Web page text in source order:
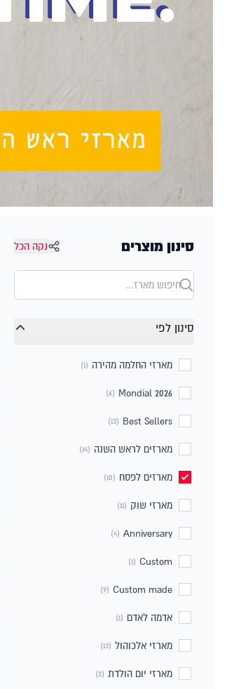
סינון מוצרים נקה הכל
סינון לפי
מארזי החלמה מהירה (1)
Mondial 2026
(6)
Best Sellers
(13)
מארזים לראש השנה (14)
מארזים לפסח (10)
מארזי שוק (11)
Anniversary
(4)
Custom
(1)
Custom made
(9)
אדמה לאדם (1)
מארזי אלכוהול (13)
מארזי יום הולדת (2)